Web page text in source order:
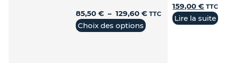
85,50€ – 129,60€ TTC
Choix des options
159,00€ TTC
Lire la suite